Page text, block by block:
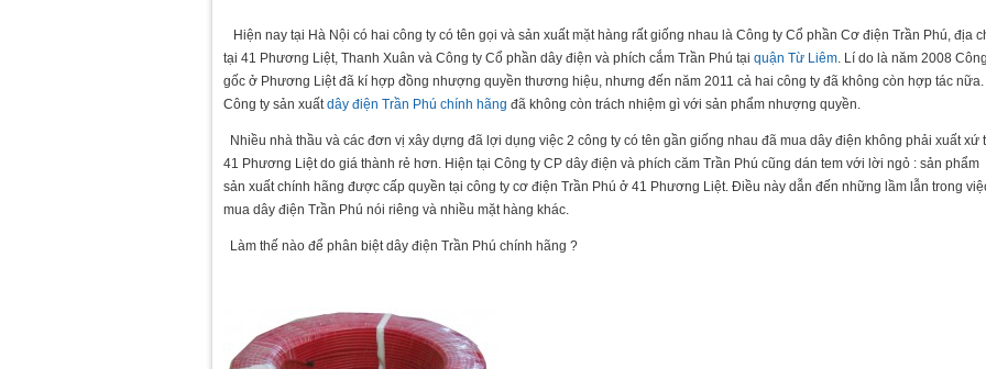
Hiện nay tại Hà Nội có hai công ty có tên gọi và sản xuất mặt hàng rất giống nhau là Công ty Cổ phần Cơ điện Trần Phú, địa
tại 41 Phương Liệt, Thanh Xuân và Công ty Cổ phần dây điện và phích cắm Trần Phú tại quận Từ Liêm. Lí do là năm 2008
gốc ở Phương Liệt đã kí hợp đồng nhượng quyền thương hiệu, nhưng đến năm 2011 cả hai công ty đã không còn hợp tác nữa.
Công ty sản xuấtdây điện Trần Phú chính hãng đã không còn trách nhiệm gì với sản phẩm nhượng quyền.
Nhiều nhà thầu và các đơn vị xây dựng đã lợi dụng việc 2 công ty có tên gần giống nhau đã mua dây điện không phải xuất xứ
41 Phương Liệt do giá thành rẻ hơn. Hiện tại Công ty CP dây điện và phích căm Trần Phú cũng dán tem với lời ngỏ : sản phẩm
sản xuất chính hãng được cấp quyền tại công ty cơ điện Trần Phú ở 41 Phương Liệt. Điều này dẫn đến những lầm lẫn trong
mua dây điện Trần Phú nói riêng và nhiều mặt hàng khác.
Làm thế nào để phân biệt dây điện Trần Phú chính hãng ?